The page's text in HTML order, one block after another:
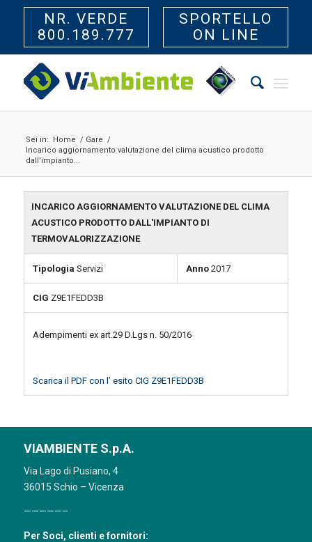
NR. VERDE
800.189.777
SPORTELLO
ON LINE
Sei in: Home / Gare /
Incarico aggiornamento valutazione del clima acustico prodotto
dall’impianto...
INCARICO AGGIORNAMENTO VALUTAZIONE DEL CLIMA
ACUSTICO PRODOTTO DALL'IMPIANTO DI
TERMOVALORIZZAZIONE
Tipologia Servizi Anno2017
CIG Z9E1FEDD3B
Adempimenti ex art.29 D.Lgs n. 50/2016
Scarica il PDF con l’ esito CIG Z9E1FEDD3B
VIAMBIENTE S.p.A.
Via Lago di Pusiano, 4
36015 Schio – Vicenza
—————–
Per Soci, clienti e fornitori: